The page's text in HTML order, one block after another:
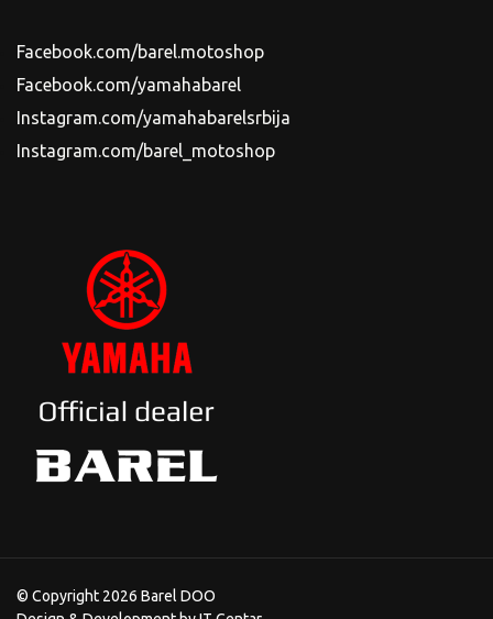
Facebook.com/barel.motoshop
Facebook.com/yamahabarel
Instagram.com/yamahabarelsrbija
Instagram.com/barel_motoshop
© Copyright 2026 Barel DOO